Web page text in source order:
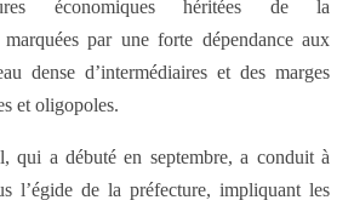
économiques héritées de la
marquées par une forte dépendance aux
dense d’intermédiaires et des marges
et oligopoles.
qui a débuté en septembre, a conduit à
l’égide de la préfecture, impliquant les